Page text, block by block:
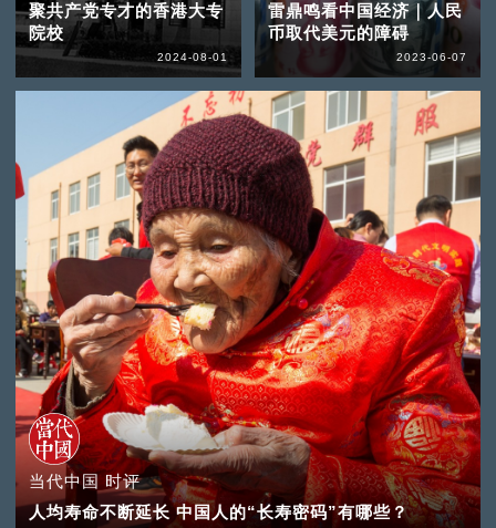
聚共产党专才的香港大专
院校
2024-08-01
当代中国 时评
人均寿命不断延长 中国人的“长寿密码”有哪些？
雷鼎鸣看中国经济｜人民
币取代美元的障碍
2023-06-07